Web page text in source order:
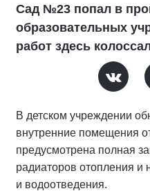
Сад №23 попал в
образовательных
работ здесь
В детском учреждении
внутренние помещения
предусмотрена полная
радиаторов отопления и
и водоотведения.